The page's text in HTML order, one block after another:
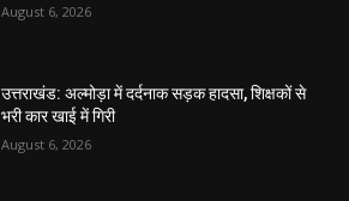
August 6, 2026
उत्तराखंड: अल्मोड़ा में दर्दनाक सड़क हादसा, शिक्षकों से
भरी कार खाई में गिरी
August 6, 2026